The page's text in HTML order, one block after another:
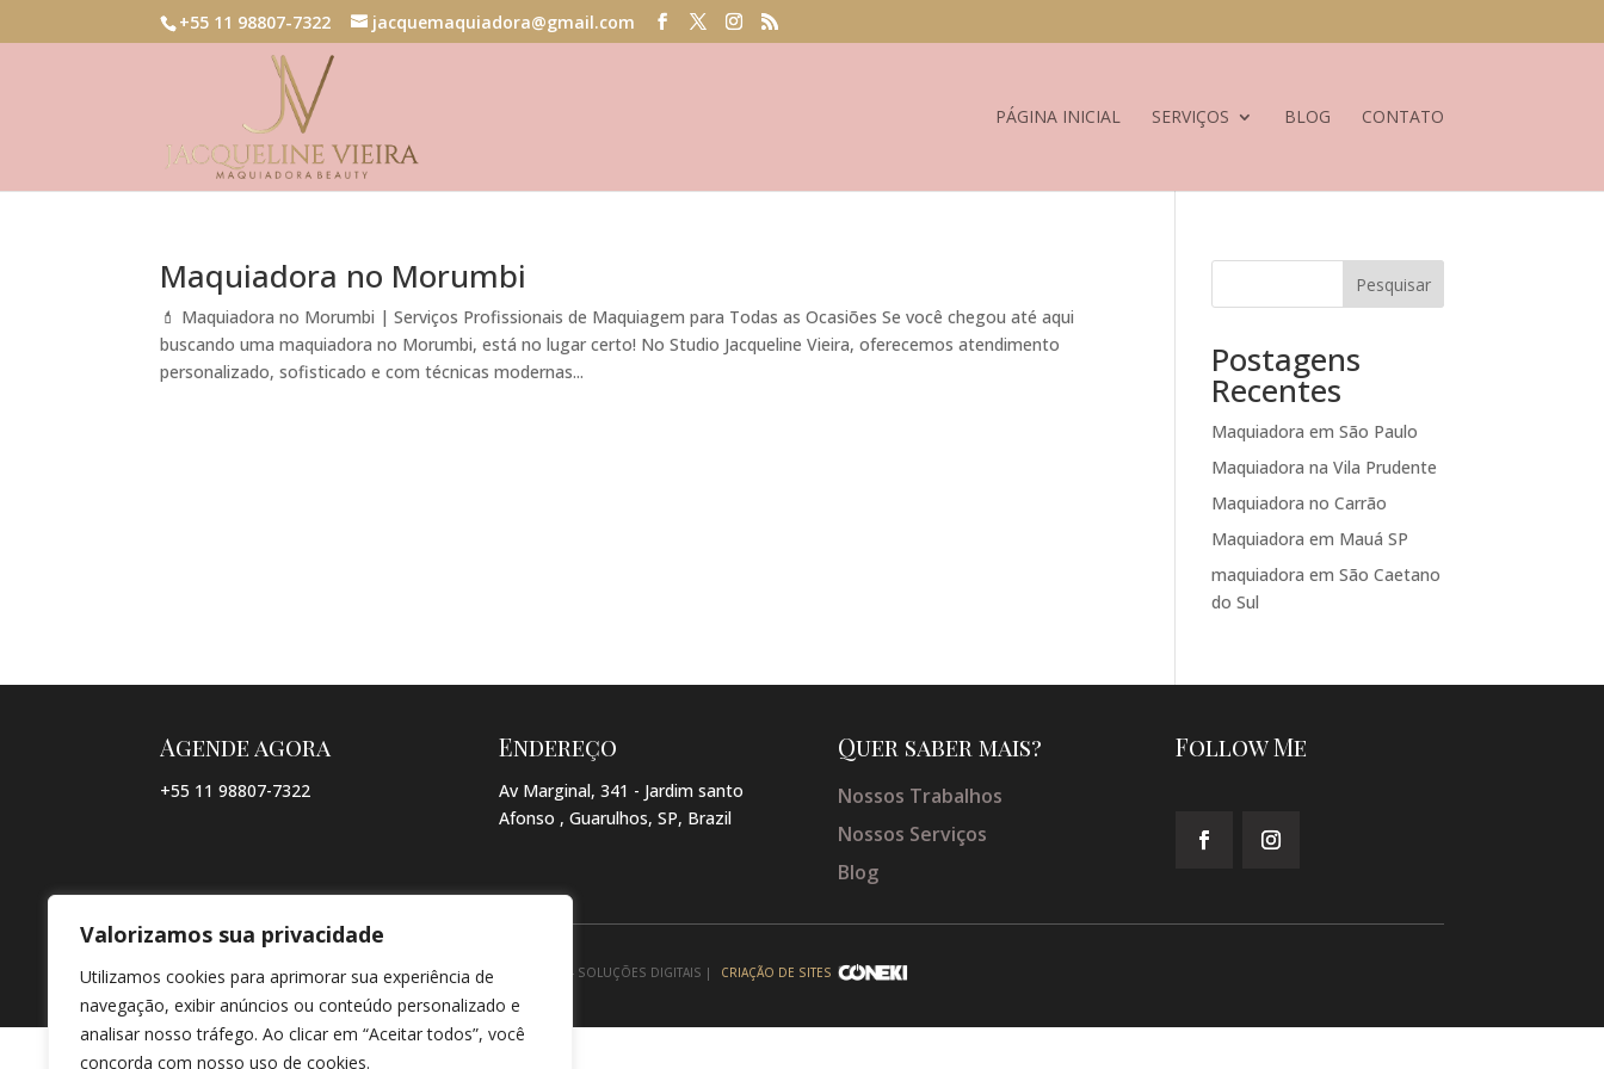
Valorizamos sua privacidade
Utilizamos cookies para aprimorar sua experiência de
navegação, exibir anúncios ou conteúdo personalizado e
analisar nosso tráfego. Ao clicar em “Aceitar todos”, você
concorda com nosso uso de cookies.
+55 11 98807-7322 jacquemaquiadora@gmail.com
PÁGINA INICIAL SERVIÇOS BLOG CONTATO
Maquiadora no Morumbi
💄 Maquiadora no Morumbi | Serviços Profissionais de Maquiagem para Todas as Ocasiões Se você chegou até aqui
buscando uma maquiadora no Morumbi, está no lugar certo! No Studio Jacqueline Vieira, oferecemos atendimento
personalizado, sofisticado e com técnicas modernas...
Pesquisar
Postagens
Recentes
Maquiadora em São Paulo
Maquiadora na Vila Prudente
Maquiadora no Carrão
Maquiadora em Mauá SP
maquiadora em São Caetano
do Sul
Agende agora
+55 11 98807-7322
Endereço
Av Marginal, 341 - Jardim santo
Afonso , Guarulhos, SP, Brazil
Quer saber mais?
Nossos Trabalhos
Nossos Serviços
Blog
Follow Me
© COPYRIGHT 2026 → JACQUELINE VIEIRA MAKEUP → POR: CONEKI - SOLUÇÕES DIGITAIS | CRIAÇÃO DE SITES